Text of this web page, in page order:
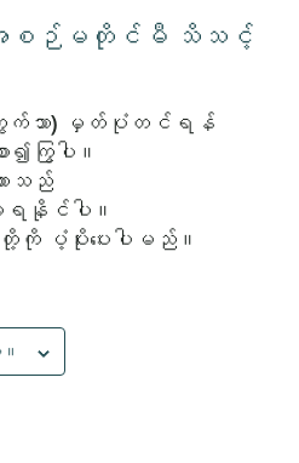
စီအစဉ်မတိုင်မီ သိသင့်
သာ) မှတ်ပုံတင်ရန်
ကြွပါ။
းသည်
မရနိုင်ပါ။
ပံ့ပိုးပေးပါမည်။